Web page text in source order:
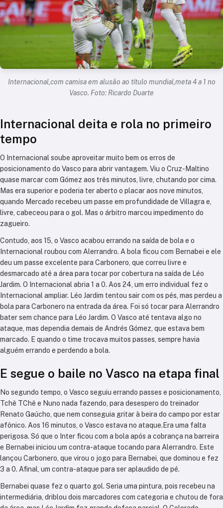
Internacional,com camisa em alusão ao título mundial,meta 4 a 1 no
Vasco. Foto: Ricardo Duarte
Internacional deita e rola no primeiro
tempo
O Internacional soube aproveitar muito bem os erros de
posicionamento do Vasco para abrir vantagem. Viu o Cruz-Maltino
quase marcar com Gómez aos três minutos, livre, chutando por cima.
Mas era superior e poderia ter aberto o placar aos nove minutos,
quando Mercado recebeu um passe em profundidade de Villagra e,
livre, cabeceou para o gol. Mas o árbitro marcou impedimento do
zagueiro.
Contudo, aos 15, o Vasco acabou errando na saída de bola e o
Internacional roubou com Alerrandro. A bola ficou com Bernabei e ele
deu um passe excelente para Carbonero, que correu livre e
desmarcado até a área para tocar por cobertura na saída de Léo
Jardim. O Internacional abria 1 a 0. Aos 24, um erro individual fez o
Internacional ampliar. Léo Jardim tentou sair com os pés, mas perdeu a
bola para Carbonero na entrada da área. Foi só tocar para Alerrandro
bater sem chance para Léo Jardim. O Vasco até tentava algo no
ataque, mas dependia demais de Andrés Gómez, que estava bem
marcado. E quando o time trocava muitos passes, sempre havia
alguém errando e perdendo a bola.
E segue o baile no Vasco na etapa final
No segundo tempo, o Vasco seguiu errando passes e posicionamento,
Tchê TChê e Nuno nada fazendo, para desespero do treinador
Renato Gaúcho, que nem conseguia gritar à beira do campo por estar
afônico. Aos 16 minutos, o Vasco estava no ataque.Era uma falta
perigosa. Só que o Inter ficou com a bola após a cobrança na barreira
e Bernabei iniciou um contra-ataque tocando para Alerrandro. Este
lançou Carbonero, que virou o jogo para Bernabei, que dominou e fez
3 a 0. Afinal, um contra-ataque para ser aplaudido de pé.
Bernabei quase fez o quarto gol. Seria uma pintura, pois recebeu na
intermediária, driblou dois marcadores com categoria e chutou de fora